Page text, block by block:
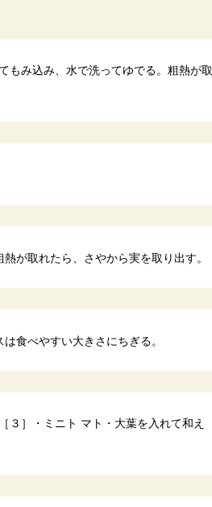
もみ込み、水で洗ってゆでる。粗熱が取
が取れたら、さやから実を取り出す。
食べやすい大きさにちぎる。
３］・ミニト マト・大葉を入れて和え